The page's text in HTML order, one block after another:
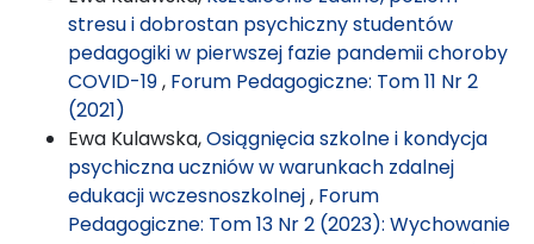
stresu i dobrostan psychiczny studentów
pedagogiki w pierwszej fazie pandemii choroby
COVID-19, Forum Pedagogiczne: Tom 11 Nr 2
(2021)
Ewa Kulawska,Osiągnięcia szkolne i kondycja
psychiczna uczniów w warunkach zdalnej
edukacji wczesnoszkolnej, Forum
Pedagogiczne: Tom 13 Nr 2 (2023): Wychowanie